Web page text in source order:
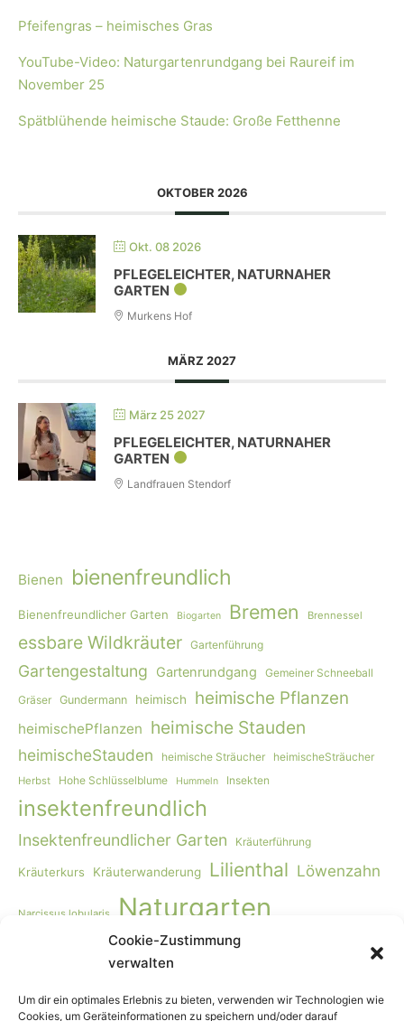
Cookie-Zustimmung
verwalten
Um dir ein optimales Erlebnis zu bieten, verwenden wir Technologien wie
Cookies, um Geräteinformationen zu speichern und/oder darauf
Pfeifengras – heimisches Gras
YouTube-Video: Naturgartenrundgang bei Raureif im
November 25
Spätblühende heimische Staude: Große Fetthenne
OKTOBER 2026
Okt. 08 2026
PFLEGELEICHTER, NATURNAHER
GARTEN
Murkens Hof
MÄRZ 2027
März 25 2027
PFLEGELEICHTER, NATURNAHER
GARTEN
Landfrauen Stendorf
Bienen bienenfreundlich
Bienenfreundlicher Garten Biogarten Bremen Brennessel
essbare Wildkräuter Gartenführung
Gartengestaltung Gartenrundgang
Gemeiner Schneeball
Gräser Gundermann heimisch heimische Pflanzen
heimischePflanzen heimische Stauden
heimischeStauden heimische Sträucher heimischeSträucher
Herbst Hohe Schlüsselblume Hummeln Insekten
insektenfreundlich
Insektenfreundlicher Garten Kräuterführung
Kräuterkurs Kräuterwanderung Lilienthal Löwenzahn
Narcissus lobularis Naturgarten
Naturgartengestaltung naturnaher Garten
Schmetterlinge Smoothie
Vogelmiere Vollwertkost Vögel Wiese Wildbienen